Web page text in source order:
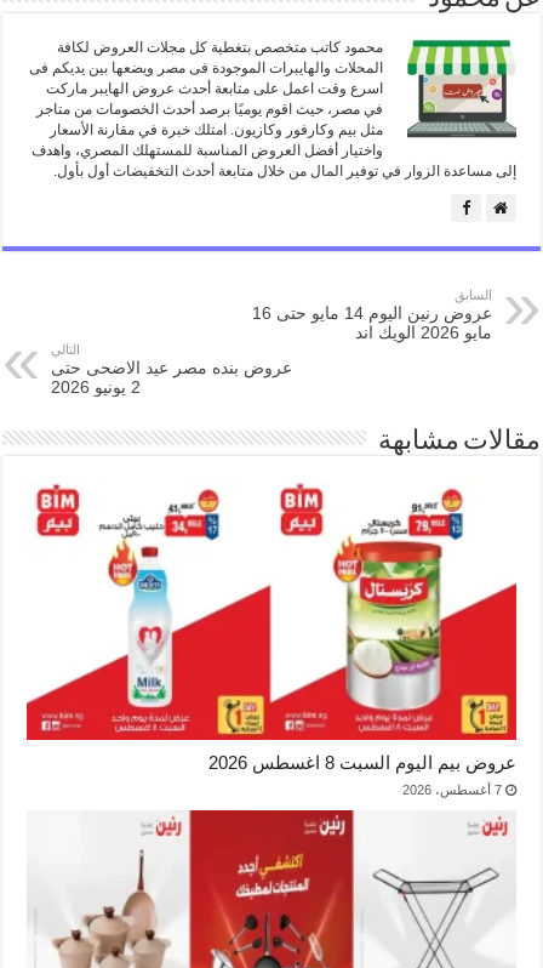
محمود كاتب متخصص بتغطية كل مجلات العروض لكافة
المحلات والهايبرات الموجودة فى مصر ويضعها بين يديكم فى
اسرع وقت اعمل على متابعة أحدث عروض الهايبر ماركت
في مصر، حيث اقوم يوميًا برصد أحدث الخصومات من متاجر
مثل بيم وكارفور وكازيون. امتلك خبرة في مقارنة الأسعار
واختيار أفضل العروض المناسبة للمستهلك المصري، واهدف
إلى مساعدة الزوار في توفير المال من خلال متابعة أحدث التخفيضات أول بأول.
السابق
عروض رنين اليوم 14 مايو حتى 16
مايو 2026 الويك اند
التالي
عروض بنده مصر عيد الاضحى حتى
2 يونيو 2026
مقالات مشابهة
عروض بيم اليوم السبت 8 اغسطس 2026
7 أغسطس، 2026